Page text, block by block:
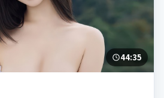
44:35